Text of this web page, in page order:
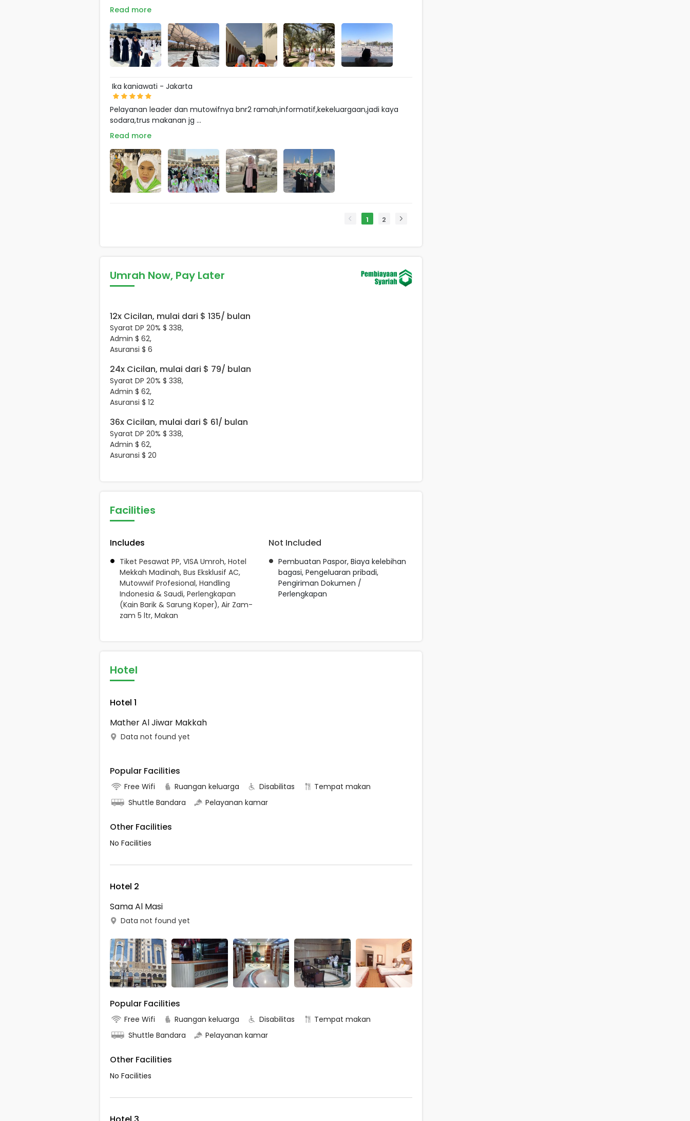
Read more
Ika kaniawati - Jakarta
Pelayanan leader dan mutowifnya bnr2 ramah,informatif,kekeluargaan,jadi kaya
sodara,trus makanan jg ...
Read more
1 2
Umrah Now, Pay Later
12x Cicilan, mulai dari $ 135/ bulan
Syarat DP 20% $ 338,
Admin $ 62,
Asuransi $ 6
24x Cicilan, mulai dari $ 79/ bulan
Syarat DP 20% $ 338,
Admin $ 62,
Asuransi $ 12
36x Cicilan, mulai dari $ 61/ bulan
Syarat DP 20% $ 338,
Admin $ 62,
Asuransi $ 20
Facilities
Includes
Tiket Pesawat PP, VISA Umroh, Hotel
Mekkah Madinah, Bus Eksklusif AC,
Mutowwif Profesional, Handling
Indonesia & Saudi, Perlengkapan
(Kain Barik & Sarung Koper), Air Zam-
zam 5 ltr, Makan
Not Included
Pembuatan Paspor, Biaya kelebihan
bagasi, Pengeluaran pribadi,
Pengiriman Dokumen /
Perlengkapan
Hotel
Hotel 1
Mather Al Jiwar Makkah
Data not found yet
Popular Facilities
Free Wifi Ruangan keluarga Disabilitas
Tempat makan
Shuttle Bandara
Pelayanan kamar
Other Facilities
No Facilities
Hotel 2
Sama Al Masi
Data not found yet
Popular Facilities
Free Wifi Ruangan keluarga Disabilitas
Tempat makan
Shuttle Bandara
Pelayanan kamar
Other Facilities
No Facilities